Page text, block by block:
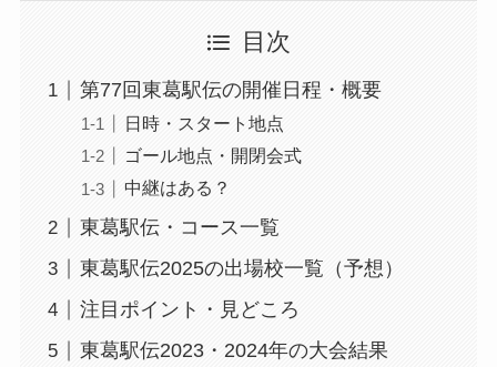
目次
第77回東葛駅伝の開催日程・概要
日時・スタート地点
ゴール地点・開閉会式
中継はある？
東葛駅伝・コース一覧
東葛駅伝2025の出場校一覧（予想）
注目ポイント・見どころ
東葛駅伝2023・2024年の大会結果